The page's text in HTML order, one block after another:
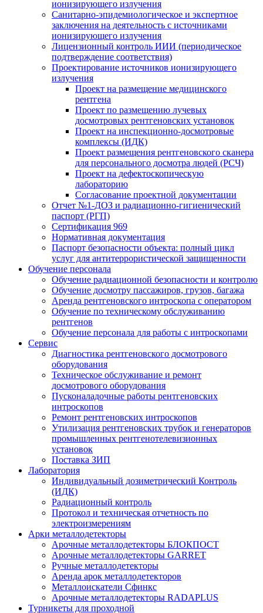
ионизирующего излучения
Санитарно-эпидемиологическое и экспертное
заключения на деятельность с источниками
ионизирующего излучения
Лицензионный контроль ИИИ (периодическое
подтверждение соответствия)
Проектирование источников ионизирующего
излучения
Проект на размещение медицинского
рентгена
Проект по размещению лучевых
досмотровых рентгеновских установок
Проект на инспекционно-досмотровые
комплексы (ИДК)
Проект размещения рентгеновского сканера
для персонального досмотра людей (РСЧ)
Проект на дефектоскопическую
лабораторию
Согласование проектной документации
Отчет №1-ДОЗ и радиационно-гигиенический
паспорт (РГП)
Сертификация 969
Нормативная документация
Паспорт безопасности объекта: полный цикл
услуг для антитеррористической защищенности
Обучение персонала
Обучение радиационной безопасности и контролю
Обучение досмотру пассажиров, грузов, багажа
Аренда рентгеновского интроскопа с оператором
Обучение по техническому обслуживанию
рентгенов
Обучение персонала для работы с интроскопами
Сервис
Диагностика рентгеновского досмотрового
оборудования
Техническое обслуживание и ремонт
досмотрового оборудования
Пусконаладочные работы рентгеновских
интроскопов
Ремонт рентгеновских интроскопов
Утилизация рентгеновских трубок и генераторов
промышленных рентгенотелевизионных
установок
Поставка ЗИП
Лаборатория
Индивидуальный дозиметрический Контроль
(ИДК)
Радиационный контроль
Протокол и техническая отчетность по
электроизмерениям
Арки металлодетекторы
Арочные металлодетекторы БЛОКПОСТ
Арочные металлодетекторы GARRET
Ручные металлодетекторы
Аренда арок металлодетекторов
Металлоискатели Сфинкс
Арочные металлодетекторы RADAPLUS
Турникеты для проходной